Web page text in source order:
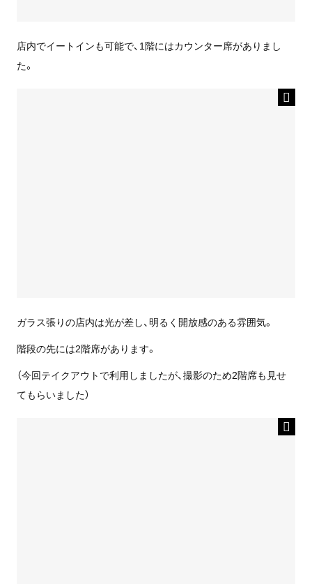
店内でイートインも可能で、1階にはカウンター席がありまし
た。
ガラス張りの店内は光が差し、明るく開放感のある雰囲気。
階段の先には2階席があります。
（今回テイクアウトで利用しましたが、撮影のため2階席も見せ
てもらいました）